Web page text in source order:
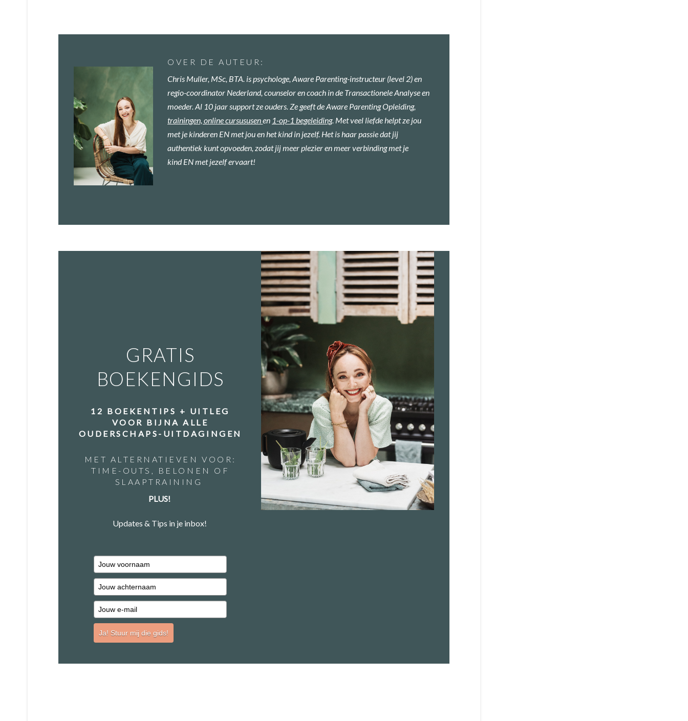
OV ER DE AUTEUR:
Chris Muller, MSc, BTA. is psychologe, Aware Parenting-instructeur (level 2) en
regio-coordinator Nederland, counselor en coach in de Transactionele Analyse en
moeder. Al 10 jaar support ze ouders. Ze geeftdeAware Parenting Opleiding,
trainingen,online cursususenen 1-op-1 begeleiding. Met veel liefde helpt ze jou
met je kinderen EN met jou en het kind in jezelf. Het is haar passie dat jij
authentiek kunt opvoeden, zodat jij meer plezier en meer verbinding met je
kind EN met jezelf ervaart!
GRATIS
BOEKENGIDS
12 BOEKENTIPS + UITLEG
VOOR BIJNA ALLE
OUDERSCHAPS-UITDAGINGEN
MET ALTERNATIEVEN VOOR:
TIME-OUTS, BELONEN OF
SLAAPTRAINING
PLUS!
Updates & Tips in je inbox!
Ja! Stuur mij die gids!